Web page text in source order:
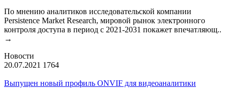
По мнению аналитиков исследовательской компании
Persistence Market Research, мировой рынок электронного
контроля доступа в период с 2021-2031 покажет впечатляющ..
→
Новости
20.07.2021 1764
Выпущен новый профиль ONVIF для видеоаналитики